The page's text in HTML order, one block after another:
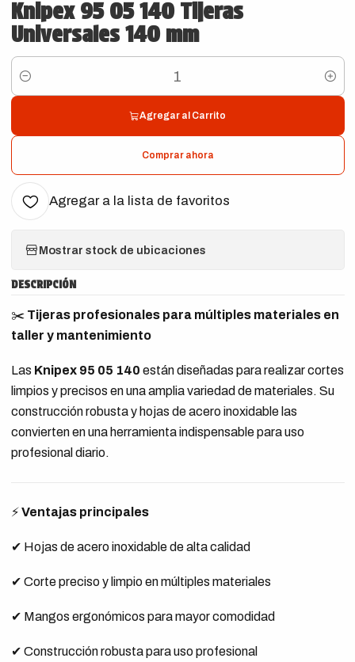
Knipex 95 05 140 Tijeras
Universales 140 mm
Cantidad
Agregar al Carrito
Comprar ahora
Agregar a la lista de favoritos
Mostrar stock de ubicaciones
DESCRIPCIÓN
✂️ Tijeras profesionales para múltiples materiales en
taller y mantenimiento
Las Knipex 95 05 140 están diseñadas para realizar cortes
limpios y precisos en una amplia variedad de materiales. Su
construcción robusta y hojas de acero inoxidable las
convierten en una herramienta indispensable para uso
profesional diario.
⚡Ventajas principales
✔ Hojas de acero inoxidable de alta calidad
✔ Corte preciso y limpio en múltiples materiales
✔ Mangos ergonómicos para mayor comodidad
✔ Construcción robusta para uso profesional